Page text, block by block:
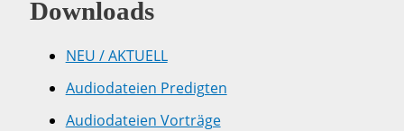
Downloads
NEU / AKTUELL
Audiodateien Predigten
Audiodateien Vorträge